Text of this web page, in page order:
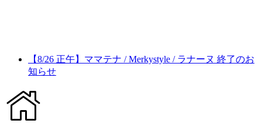
【8/26 正午】ママテナ / Merkystyle / ラナーヌ 終了のお
知らせ